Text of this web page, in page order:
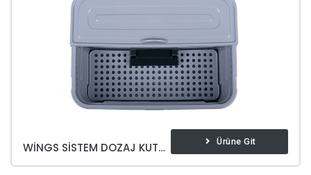
WINGS SISTEM DOZAJ KUTUSU Ürüne Git